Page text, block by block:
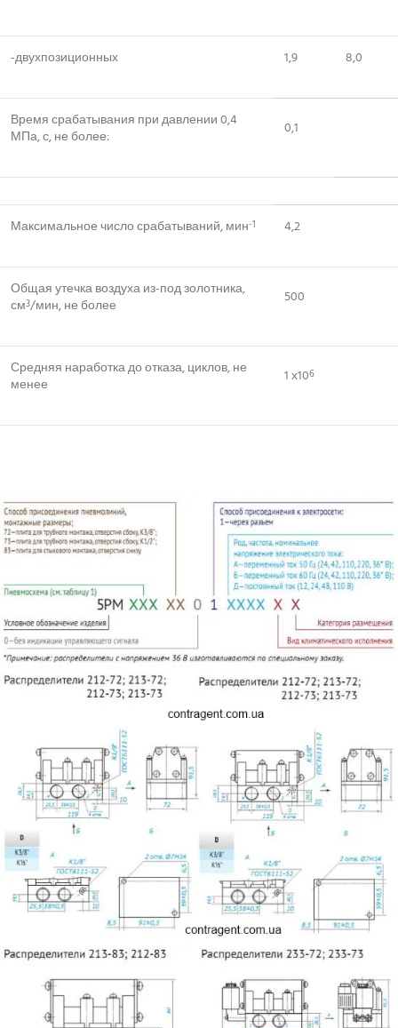
-двухпозиционных 1,9 8,0
Время срабатывания при давлении 0,4
МПа, с, не более:
0,1
Максимальное число срабатываний, мин-1 4,2
Общая утечка воздуха из-под золотника,
см3/мин, не более 500
Средняя наработка до отказа, циклов, не
менее
1 х106